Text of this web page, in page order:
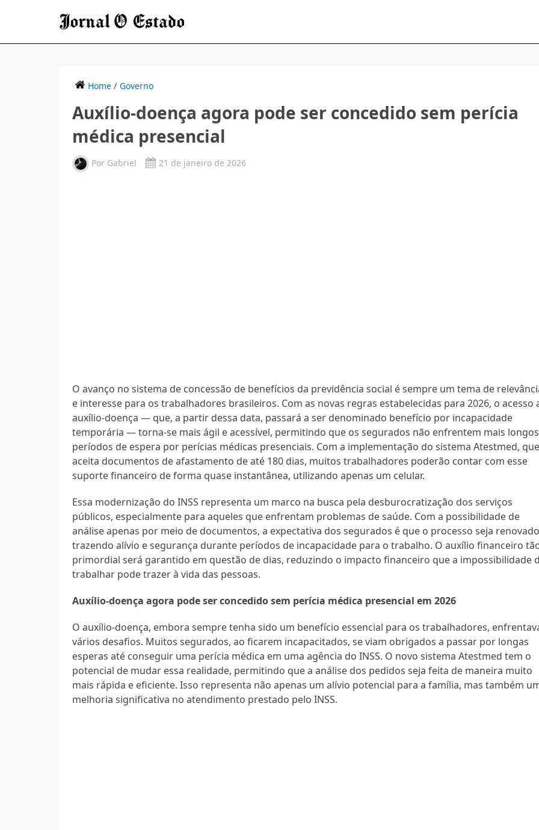
Home / Governo
Auxílio-doença agora pode ser concedido sem perícia
médica presencial
Por Gabriel 21 de janeiro de 2026
O avanço no sistema de concessão de benefícios da previdência social é sempre um tema de
e interesse para os trabalhadores brasileiros. Com as novas regras estabelecidas para 2026, o acesso
auxílio-doença — que, a partir dessa data, passará a ser denominado benefício por incapacidade
temporária — torna-se mais ágil e acessível, permitindo que os segurados não enfrentem mais longos
períodos de espera por perícias médicas presenciais. Com a implementação do sistema Atestmed,
aceita documentos de afastamento de até 180 dias, muitos trabalhadores poderão contar com esse
suporte financeiro de forma quase instantânea, utilizando apenas um celular.
Essa modernização do INSS representa um marco na busca pela desburocratização dos serviços
públicos, especialmente para aqueles que enfrentam problemas de saúde. Com a possibilidade de
análise apenas por meio de documentos, a expectativa dos segurados é que o processo seja
trazendo alívio e segurança durante períodos de incapacidade para o trabalho. O auxílio financeiro
primordial será garantido em questão de dias, reduzindo o impacto financeiro que a impossibilidade
trabalhar pode trazer à vida das pessoas.
Auxílio-doença agora pode ser concedido sem perícia médica presencial em 2026
O auxílio-doença, embora sempre tenha sido um benefício essencial para os trabalhadores,
vários desafios. Muitos segurados, ao ficarem incapacitados, se viam obrigados a passar por longas
esperas até conseguir uma perícia médica em uma agência do INSS. O novo sistema Atestmed tem o
potencial de mudar essa realidade, permitindo que a análise dos pedidos seja feita de maneira muito
mais rápida e eficiente. Isso representa não apenas um alívio potencial para a família, mas também
melhoria significativa no atendimento prestado pelo INSS.